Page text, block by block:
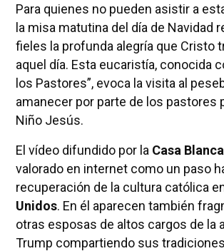
Para quienes no pueden asistir a
la misa matutina del día de Navidad
fieles la profunda alegría que Cristo
aquel día. Esta eucaristía, conocida
los Pastores”, evoca la visita al
amanecer por parte de los pastores
Niño Jesús.
El vídeo difundido por la Casa Blanca
valorado en internet como un paso
recuperación de la cultura católica
Unidos. En él aparecen también
otras esposas de altos cargos de la
Trump compartiendo sus